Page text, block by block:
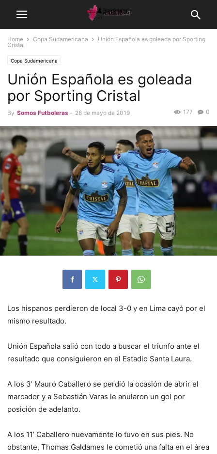
Home Copa Sudamericana
Unión Española es goleada por Sporting
Cristal
Copa Sudamericana
Unión Española es goleada
por Sporting Cristal
By Somos Futboleras - 28 de mayo de 2019 0
177
Los hispanos perdieron de local 3-0 y en Lima cayó por el
mismo resultado.
Unión Española salió con todo a buscar el triunfo ante el
resultado que consiguieron en el Estadio Santa Laura.
A los 3’ Mauro Caballero se perdió la ocasión de abrir el
marcador y a Sebastián Varas le anularon un gol por
posición de adelanto.
A los 11’ Caballero nuevamente lo tuvo en sus pies. No
obstante, Thomas Galdames le cometió una falta en el área